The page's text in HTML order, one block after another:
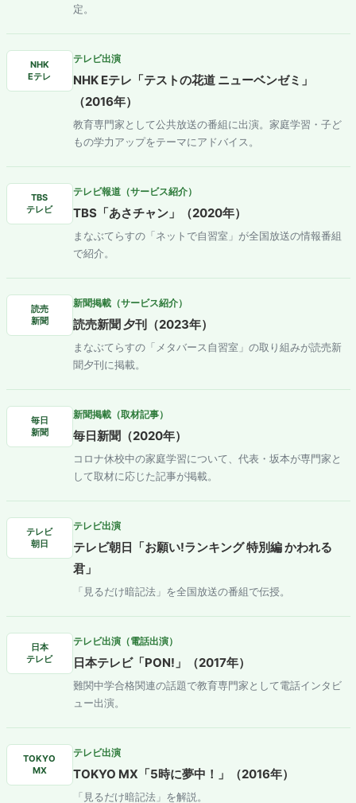
定。
NHK
Eテレ
テレビ出演
NHK Eテレ「テストの花道 ニューベンゼミ」
（2016年）
教育専門家として公共放送の番組に出演。家庭学習・子ど
もの学力アップをテーマにアドバイス。
TBS
テレビ
テレビ報道（サービス紹介）
TBS「あさチャン」（2020年）
まなぶてらすの「ネットで自習室」が全国放送の情報番組
で紹介。
読売
新聞
新聞掲載（サービス紹介）
読売新聞 夕刊（2023年）
まなぶてらすの「メタバース自習室」の取り組みが読売新
聞夕刊に掲載。
毎日
新聞
新聞掲載（取材記事）
毎日新聞（2020年）
コロナ休校中の家庭学習について、代表・坂本が専門家と
して取材に応じた記事が掲載。
テレビ
朝日
テレビ出演
テレビ朝日「お願い!ランキング 特別編 かわれる
君」
「見るだけ暗記法」を全国放送の番組で伝授。
日本
テレビ
テレビ出演（電話出演）
日本テレビ「PON!」（2017年）
難関中学合格関連の話題で教育専門家として電話インタビ
ュー出演。
TOKYO
MX
テレビ出演
TOKYO MX「5時に夢中！」（2016年）
「見るだけ暗記法」を解説。